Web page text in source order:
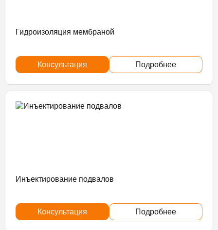
Гидроизоляция мембраной
Консультация Подробнее
Инъектирование подвалов
Консультация Подробнее